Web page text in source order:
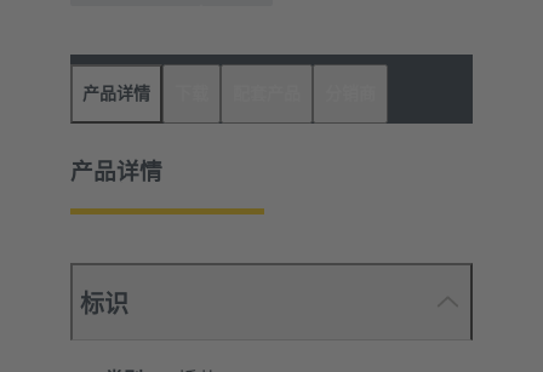
产品详情
产品详情
标识